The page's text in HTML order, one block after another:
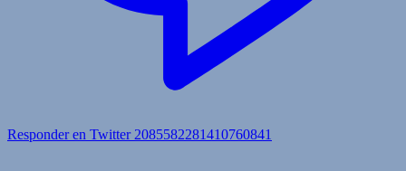
Responder en Twitter 2085582281410760841